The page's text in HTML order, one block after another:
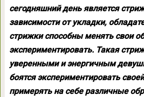
сегодняшний день является
зависимости от укладки,
стрижки способны менять свои
экспериментировать. Такая
уверенными и энергичным
боятся экспериментировать
примерять на себе различные